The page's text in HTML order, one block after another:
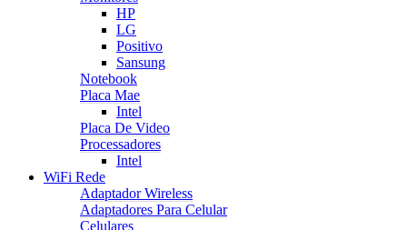
HP
LG
Positivo
Sansung
Notebook
Placa Mae
Intel
Placa De Video
Processadores
Intel
WiFi Rede
Adaptador Wireless
Adaptadores Para Celular
Celulares